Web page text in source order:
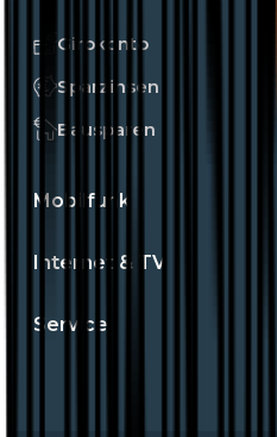
Girokonto
Sparzinsen
Bausparen
Mobilfunk
Internet & TV
Service